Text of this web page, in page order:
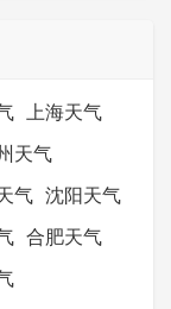
上海天气
天气
气 沈阳天气
合肥天气